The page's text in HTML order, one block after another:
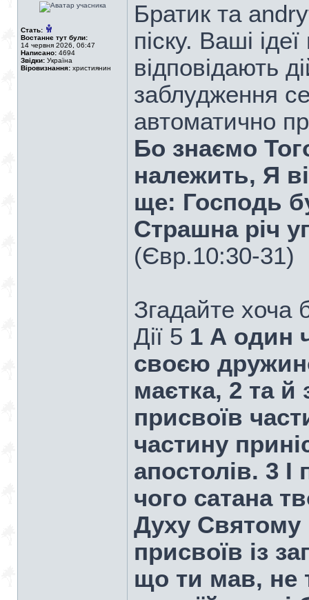
Стать:
Востаннє тут були:
14 червня 2026, 06:47
Написано: 4694
Звідки: Україна
Віровизнання: християнин
Братик та
піску. Ваші
відповідають
заблудження
автоматично
Бо знаємо
належить, Я
ще: Господь
Страшна річ
(Євр.10:30-31)
Згадайте хоча
Дiї 5 1 А один
своєю
маєтка, 2 та й
присвоїв
частину
апостолів. 3
чого сатана
Духу Святому
присвоїв із
що ти мав, не